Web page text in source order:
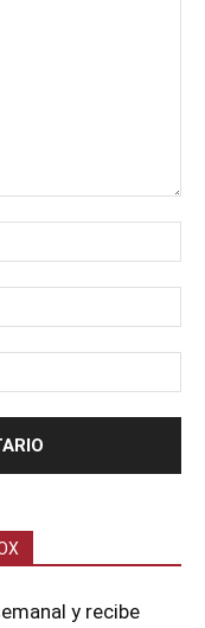
y recibe